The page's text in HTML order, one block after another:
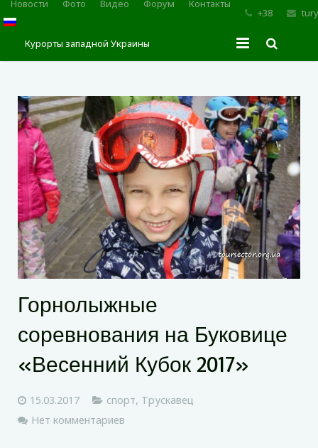
Новости Фото Видео Форум Контакты
+38
Курорты западной Украины
Трускавец
Сходница
Моршин
Карпаты
Горнолыжные
соревнования на Буковице
«Весенний Кубок 2017»
15.03.2017 спорт, Трускавец
Нет комментариев